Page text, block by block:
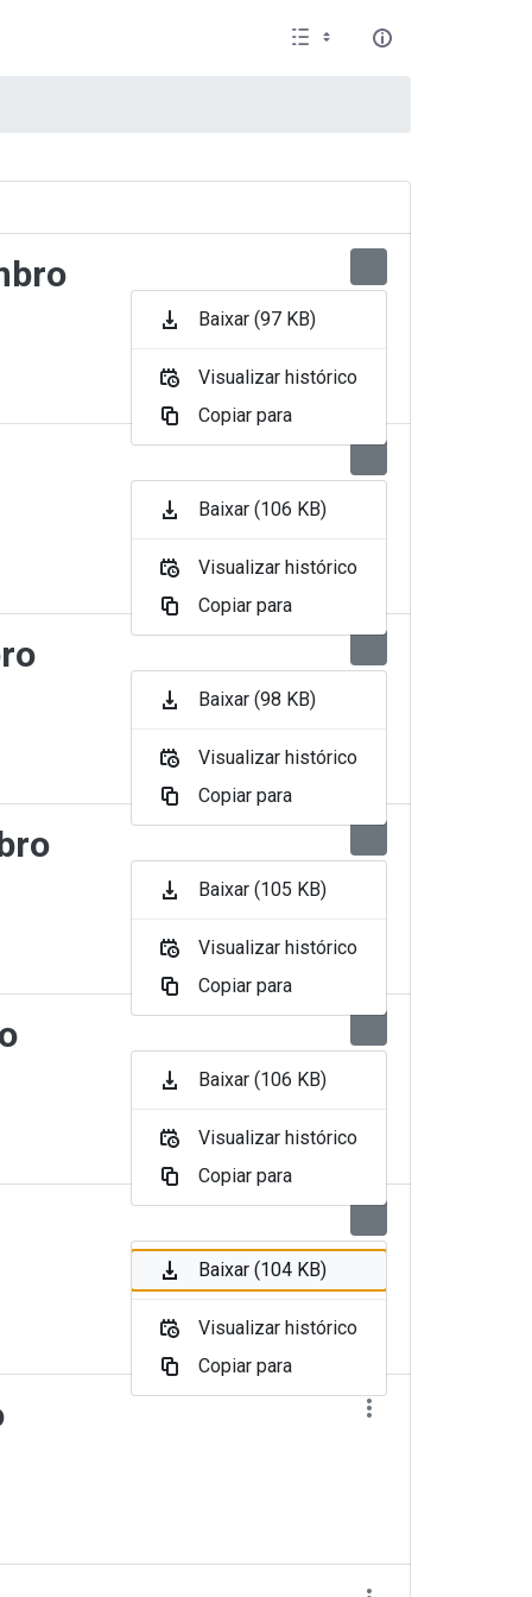
Baixar (97 KB)
Visualizar histórico
Copiar para
Baixar (106 KB)
Visualizar histórico
Copiar para
Baixar (98 KB)
Visualizar histórico
Copiar para
Baixar (105 KB)
Visualizar histórico
Copiar para
Baixar (106 KB)
Visualizar histórico
Copiar para
Baixar (104 KB)
Visualizar histórico
Copiar para